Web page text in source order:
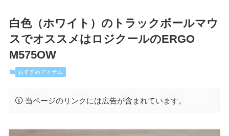
白色（ホワイト）のトラックボールマウ
スでオススメはロジクールのERGO
M575OW
おすすめアイテム
当ページのリンクには広告が含まれています。